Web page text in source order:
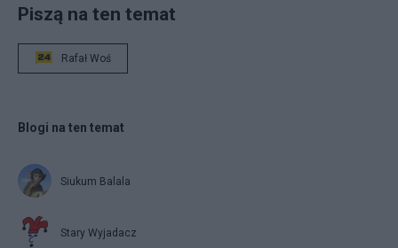
Piszą na ten temat
Rafał Woś
Blogi na ten temat
Siukum Balala
Stary Wyjadacz